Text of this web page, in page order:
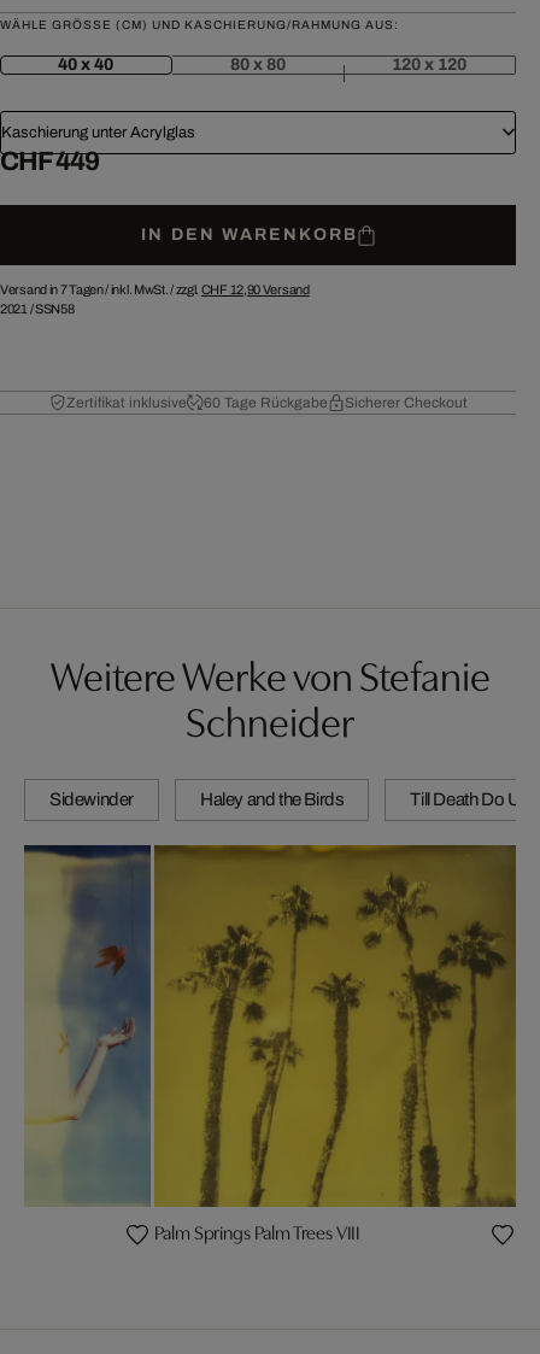
WÄHLE GRÖSSE (CM) UND KASCHIERUNG/RAHMUNG AUS:
40 x 40 80 x 80 120 x 120
Kaschierung unter Acrylglas
CHF 449
IN DEN WARENKORB
Versand in 7 Tagen /inkl. MwSt. / zzgl. CHF 12,90Versand
2021 /SSN58
Zertifikat inklusive 60 Tage Rückgabe Sicherer Checkout
Weitere Werke von Stefanie
Schneider
Sidewinder Haley and the Birds Till Death Do Us
Palm Springs Palm Trees VIII